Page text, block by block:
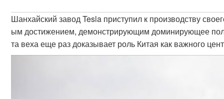
Шанхайский завод Tesla приступил к производству
ым достижением, демонстрирующим доминирующее
та веха еще раз доказывает роль Китая как важного